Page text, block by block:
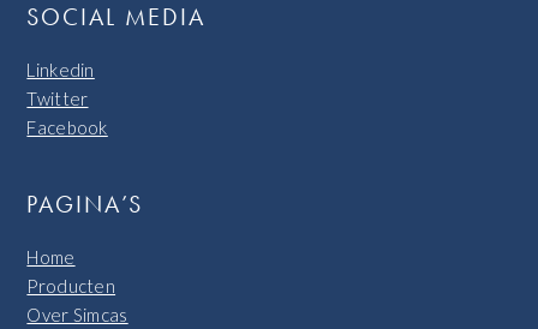
SOCIAL MEDIA
Linkedin
Twitter
Facebook
PAGINA’S
Home
Producten
Over Simcas